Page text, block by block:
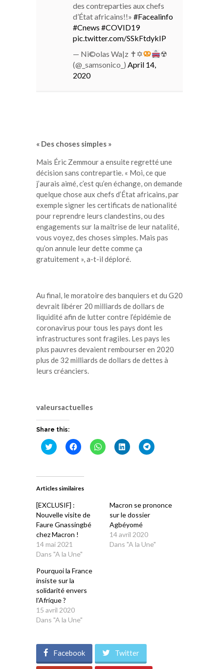
des contreparties aux chefs
d’État africains!!» #Facealinfo
#Cnews #COVID19
pic.twitter.com/SSkFtdykIP
— Ni©olas Wa|z ✝︎✡︎
☢︎
(@_samsonico_) April 14,
2020
« Des choses simples »
Mais Éric Zemmour a ensuite regretté une
décision sans contrepartie. « Moi, ce que
j’aurais aimé, c’est qu’en échange, on demande
quelque chose aux chefs d’État africains, par
exemple signer les certificats de nationalité
pour reprendre leurs clandestins, ou des
engagements sur la maîtrise de leur natalité,
vous voyez, des choses simples. Mais pas
qu’on annule leur dette comme ça
gratuitement », a-t-il déploré.
Au final, le moratoire des banquiers et du G20
devrait libérer 20 milliards de dollars de
liquidité afin de lutter contre l’épidémie de
coronavirus pour tous les pays dont les
infrastructures sont fragiles. Les pays les
plus pauvres devaient rembourser en 2020
plus de 32 milliards de dollars de dettes à
leurs créanciers.
valeursactuelles
Share this:
Cliquez
pour
dans
nouvelle
Cliquez
pour
dans
nouvelle
Cliquez
pour
Cliquez
pour
Cliquez
pour
Articles similaires
[EXCLUSIF] :
Nouvelle visite de
Faure Gnassingbé
chez Macron !
14 mai 2021
Dans "A la Une"
Macron se prononce
sur le dossier
Agbéyomé
14 avril 2020
Dans "A la Une"
Pourquoi la France
insiste sur la
solidarité envers
l’Afrique ?
15 avril 2020
Dans "A la Une"
Facebook Twitter